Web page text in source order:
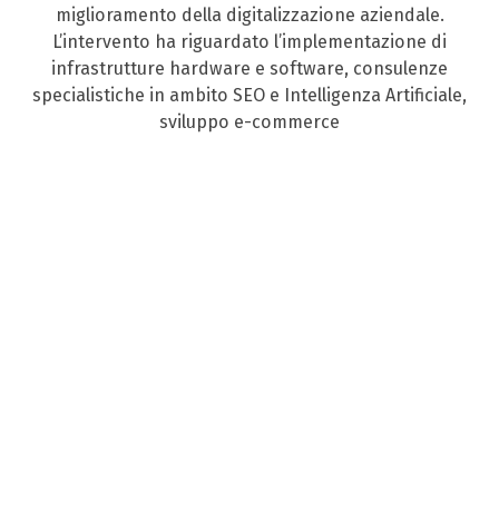
miglioramento della digitalizzazione aziendale.
L’intervento ha riguardato l’implementazione di
infrastrutture hardware e software, consulenze
specialistiche in ambito SEO e Intelligenza Artificiale,
sviluppo e-commerce